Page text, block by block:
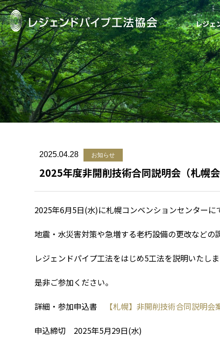
レジェ
レジェンドパイ
2025.04.28 お知らせ
2025年度非開削技術合同説明会（札幌
2025年6月5日(水)に札幌コンベンションセンター
地震・水災害対策や急増する老朽設備の更改などの
レジェンドパイプ工法をはじめ5工法を説明いたし
是非ご参加ください。
詳細・参加申込書 【札幌】非開削技術合同説明会
申込締切 2025年5月29日(水)